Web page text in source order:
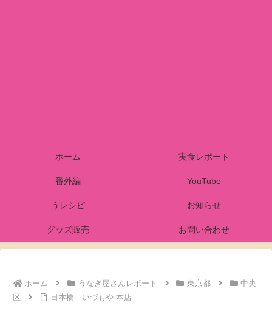
ホーム 実食レポート
番外編 YouTube
うレシピ お知らせ
グッズ販売 お問い合わせ
ホーム うなぎ屋さんレポート 東京都
中央
区
日本橋 いづもや 本店